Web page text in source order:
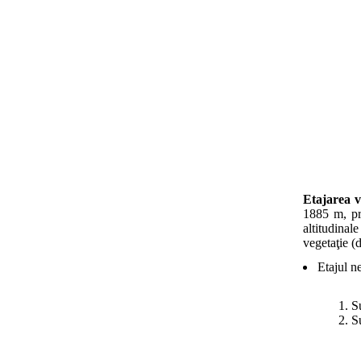
Etajarea
1885 m,
vegetaţie
Etajul